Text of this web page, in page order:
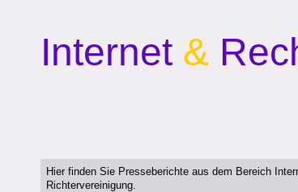
Internet &
Hier finden Sie Presseberichte aus dem Bereich
Richtervereinigung.